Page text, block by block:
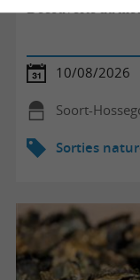
Découverte du
10/08/2026
Soort-
Sorties